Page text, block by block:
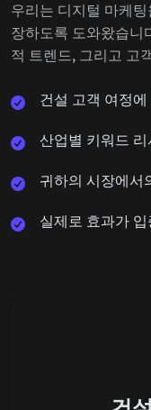
우리는 디지털 마케
장하도록 도와왔습니
적 트렌드, 그리고 고
건설 고객 여정
산업별 키워드
귀하의 시장에서
실제로 효과가